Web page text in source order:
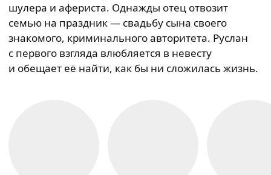
шулера и афериста. Однажды отец отвозит
семью на праздник — свадьбу сына своего
знакомого, криминального авторитета. Руслан
с первого взгляда влюбляется в невесту
и обещает её найти, как бы ни сложилась жизнь.